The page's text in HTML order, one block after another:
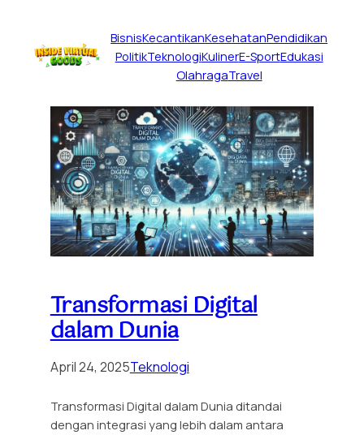
BisnisKecantikanKesehatanPendidikan
PolitikTeknologiKulinerE-SportEdukasi
OlahragaTravel
Transformasi Digital
dalam Dunia
April 24, 2025Teknologi
Transformasi Digital dalam Dunia ditandai
dengan integrasi yang lebih dalam antara